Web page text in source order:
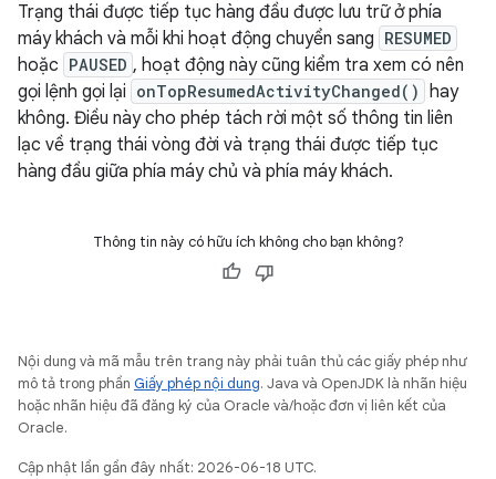
Trạng thái được tiếp tục hàng đầu được lưu trữ ở phía
máy khách và mỗi khi hoạt động chuyển sang RESUMED
hoặc PAUSED , hoạt động này cũng kiểm tra xem có nên
gọi lệnh gọi lại onTopResumedActivityChanged() hay
không. Điều này cho phép tách rời một số thông tin liên
lạc về trạng thái vòng đời và trạng thái được tiếp tục
hàng đầu giữa phía máy chủ và phía máy khách.
Thông tin này có hữu ích không cho bạn không?
Nội dung và mã mẫu trên trang này phải tuân thủ các giấy phép như
mô tả trong phần Giấy phép nội dung. Java và OpenJDK là nhãn hiệu
hoặc nhãn hiệu đã đăng ký của Oracle và/hoặc đơn vị liên kết của
Oracle.
Cập nhật lần gần đây nhất: 2026-06-18 UTC.